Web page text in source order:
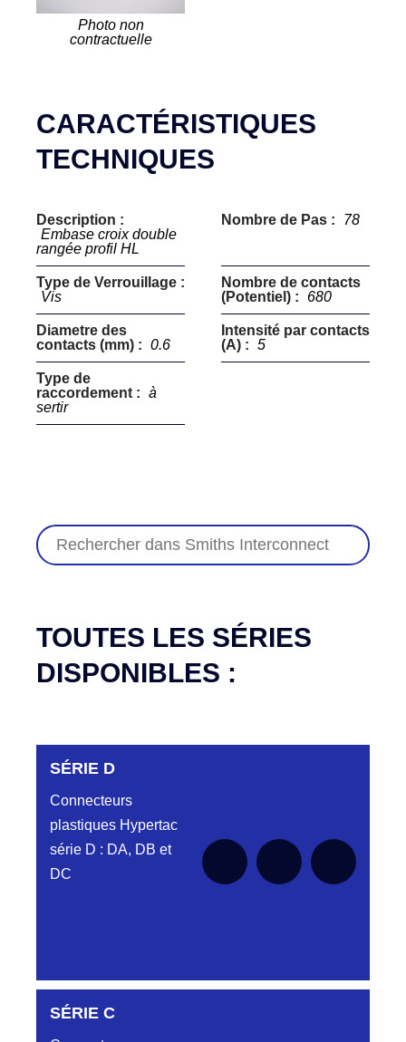
Photo non
contractuelle
CARACTÉRISTIQUES
TECHNIQUES
Description :
Embase croix double
rangée profil HL
Nombre de Pas : 78
Type de Verrouillage :
Vis
Nombre de contacts
(Potentiel) :
680
Diametre des
contacts (mm) : 0.6
Intensité par contacts
(A) : 5
Type de
raccordement : à
sertir
TOUTES LES SÉRIES
DISPONIBLES :
SÉRIE D
Connecteurs
plastiques Hypertac
série D : DA, DB et
DC
DC6122340N
D03EC612MT CONNECTEUR NOIR
SÉRIE C